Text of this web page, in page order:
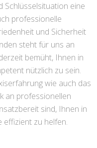
Schlüsselsituation eine
professionelle
und Sicherheit
steht für uns an
bemüht, Ihnen in
nützlich zu sein.
wie auch das
an professionellen
sind, Ihnen in
effizient zu helfen.